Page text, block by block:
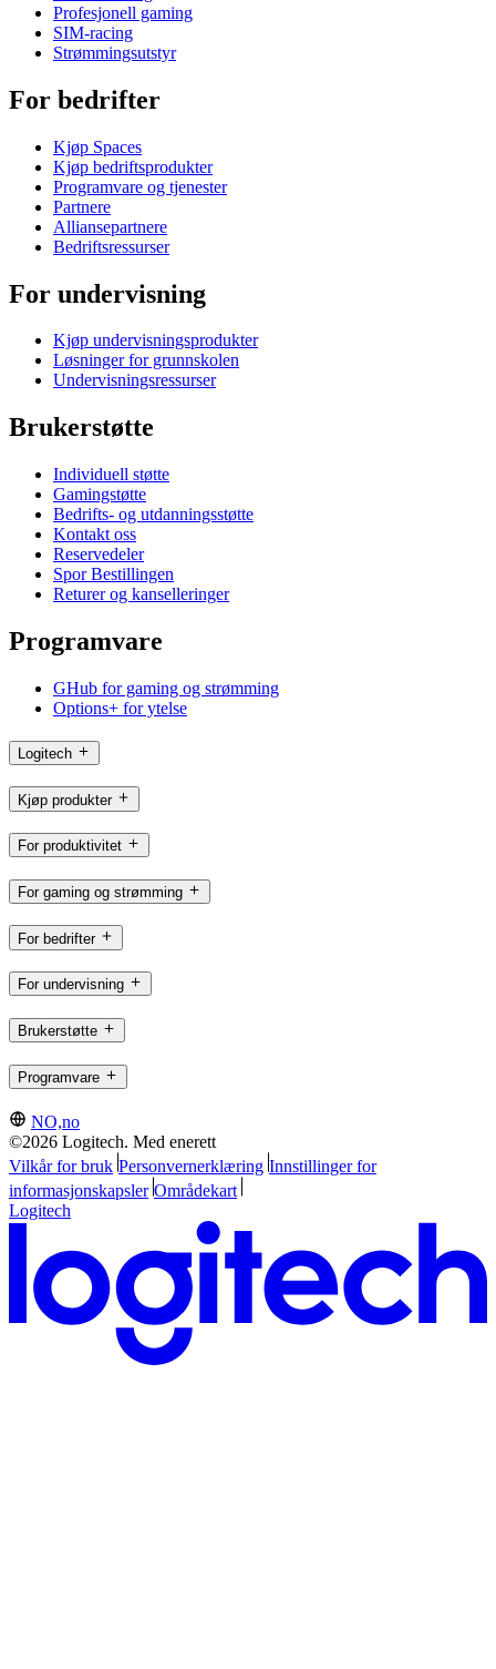
Profesjonell gaming
SIM-racing
Strømmingsutstyr
For bedrifter
Kjøp Spaces
Kjøp bedriftsprodukter
Programvare og tjenester
Partnere
Alliansepartnere
Bedriftsressurser
For undervisning
Kjøp undervisningsprodukter
Løsninger for grunnskolen
Undervisningsressurser
Brukerstøtte
Individuell støtte
Gamingstøtte
Bedrifts- og utdanningsstøtte
Kontakt oss
Reservedeler
Spor Bestillingen
Returer og kanselleringer
Programvare
GHub for gaming og strømming
Options+ for ytelse
Logitech
Kjøp produkter
For produktivitet
For gaming og strømming
For bedrifter
For undervisning
Brukerstøtte
Programvare
NO,no
©2026 Logitech. Med enerett
Vilkår for bruk Personvernerklæring Innstillinger for
informasjonskapsler Områdekart
Logitech